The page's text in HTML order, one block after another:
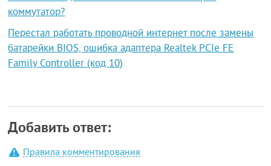
коммутатор?
Перестал работать проводной интернет после замены
батарейки BIOS, ошибка адаптера Realtek PCIe FE
Family Controller (код 10)
Добавить ответ:
Правила комментирования